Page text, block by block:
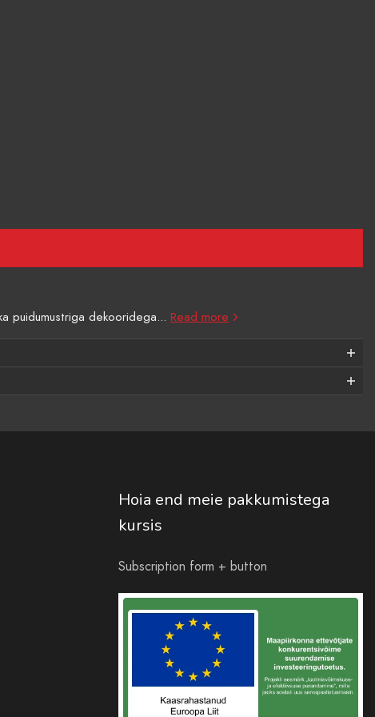
puidumustriga dekooridega... Read more
Hoia end meie pakkumistega
kursis
Subscription form + button